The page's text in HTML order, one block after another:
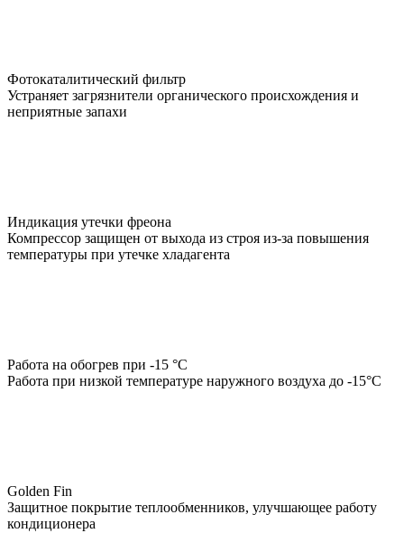
Фотокаталитический фильтр
Устраняет загрязнители органического происхождения и
неприятные запахи
Индикация утечки фреона
Компрессор защищен от выхода из строя из-за повышения
температуры при утечке хладагента
Работа на обогрев при -15 °С
Работа при низкой температуре наружного воздуха до -15°С
Golden Fin
Защитное покрытие теплообменников, улучшающее работу
кондиционера